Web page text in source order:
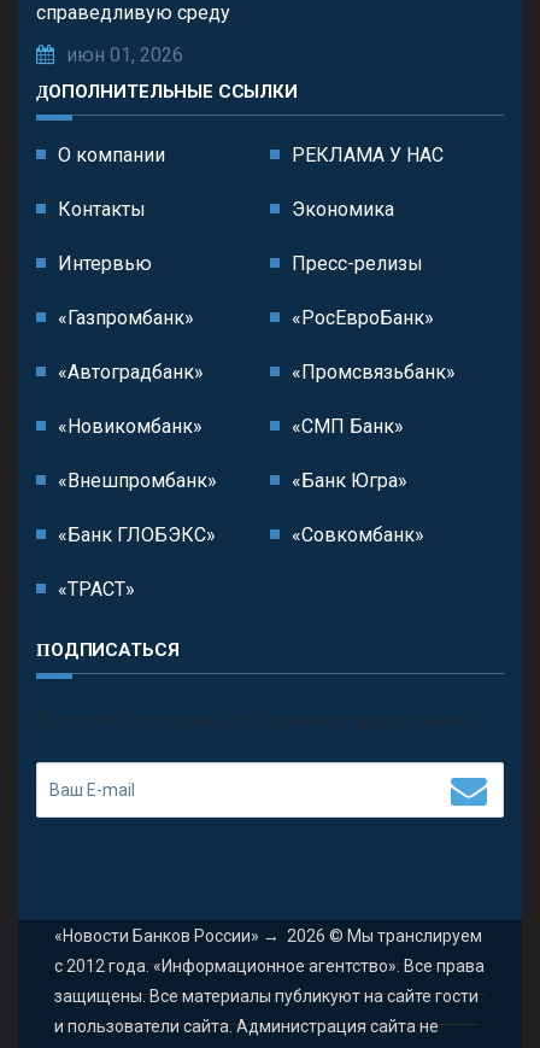
справедливую среду
июн 01, 2026
ДОПОЛНИТЕЛЬНЫЕ ССЫЛКИ
О компании РЕКЛАМА У НАС
Контакты Экономика
Интервью Пресс-релизы
«Газпромбанк» «РосЕвроБанк»
«Автоградбанк» «Промсвязьбанк»
«Новикомбанк» «СМП Банк»
«Внешпромбанк» «Банк Югра»
«Банк ГЛОБЭКС» «Совкомбанк»
«ТРАСТ»
ПОДПИСАТЬСЯ
П олучить последние обновления и предложения.
«Новости Банков России» → 2026 © Мы транслируем
с 2012 года. «Информационное агентство». Все права
защищены. Все материалы публикуют на сайте гости
и пользователи сайта. Администрация сайта не